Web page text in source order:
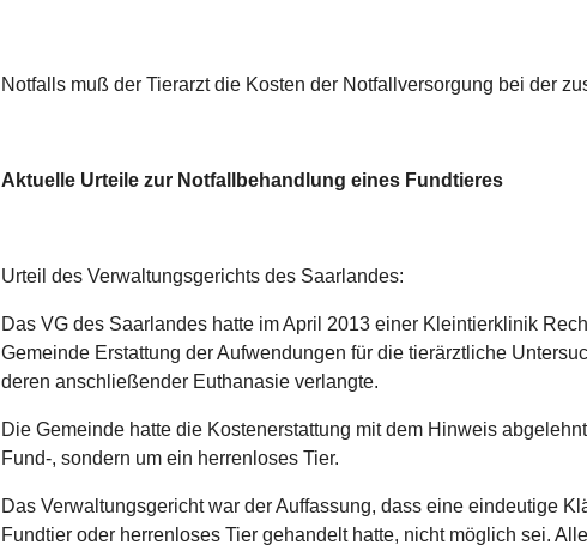
Notfalls muß der Tierarzt die Kosten der Notfallversorgung bei der
Aktuelle Urteile zur Notfallbehandlung eines Fundtieres
Urteil des Verwaltungsgerichts des Saarlandes:
Das VG des Saarlandes hatte im April 2013 einer Kleintierklinik
Gemeinde Erstattung der Aufwendungen für die tierärztliche
deren anschließender Euthanasie verlangte.
Die Gemeinde hatte die Kostenerstattung mit dem Hinweis
Fund-, sondern um ein herrenloses Tier.
Das Verwaltungsgericht war der Auffassung, dass eine eindeutige
Fundtier oder herrenloses Tier gehandelt hatte, nicht möglich sei.